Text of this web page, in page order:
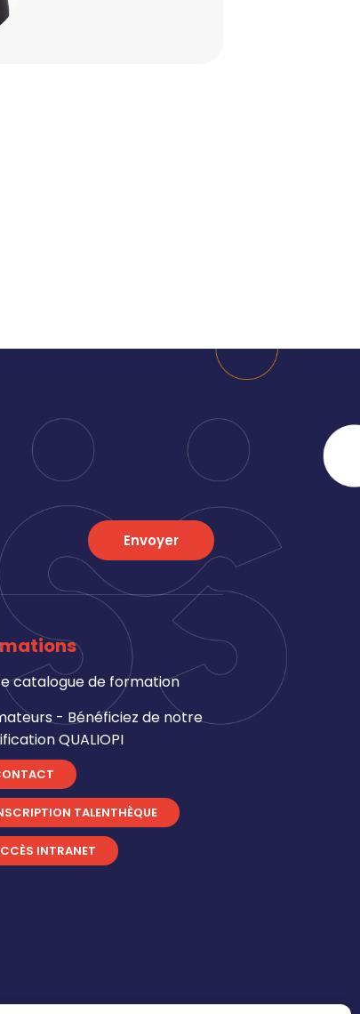
Envoyer
catalogue de formation
- Bénéficiez de notre
QUALIOPI
TALENTHÈQUE
INTRANET